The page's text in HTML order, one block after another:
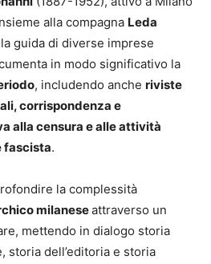
alla compagna Leda
guida di diverse imprese
in modo significativo la
, includendo anche riviste
corrispondenza e
alla censura e alle attività
fascista.
la complessità
milaneseattraverso un
mettendo in dialogo storia
storia dell’editoria e storia